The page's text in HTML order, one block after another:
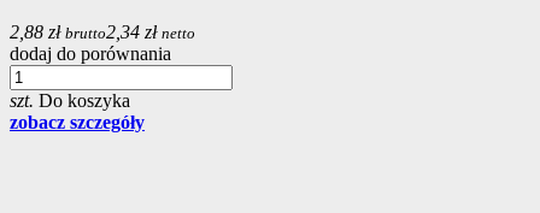
2,88 zł brutto2,34 zł netto
dodaj do porównania
szt. Do koszyka
zobacz szczegóły